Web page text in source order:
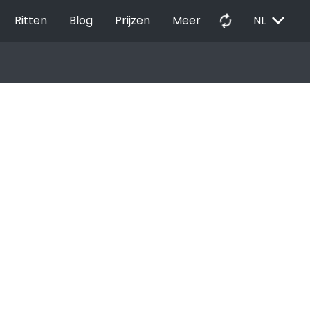
Ritten Blog Prijzen Meer autorenew NL EXPAND_MORE